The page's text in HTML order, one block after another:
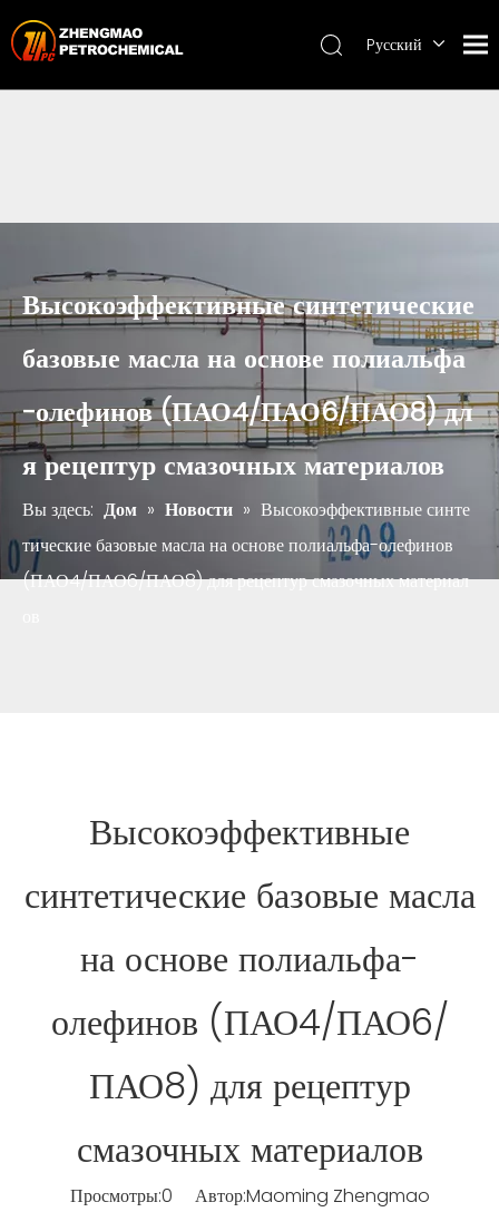
Pусский
Высокоэффективные синтетические
базовые масла на основе полиальфа
-олефинов (ПАО4/ПАО6/ПАО8) дл
я рецептур смазочных материалов
Вы здесь: Дом » Новости » Высокоэффективные синте
тические базовые масла на основе полиальфа-олефинов
(ПАО4/ПАО6/ПАО8) для рецептур смазочных материал
Высокоэффективные
синтетические базовые масла
на основе полиальфа-
олефинов (ПАО4/ПАО6/
ПАО8) для рецептур
смазочных материалов
Просмотры:0 Автор:Maoming Zhengmao